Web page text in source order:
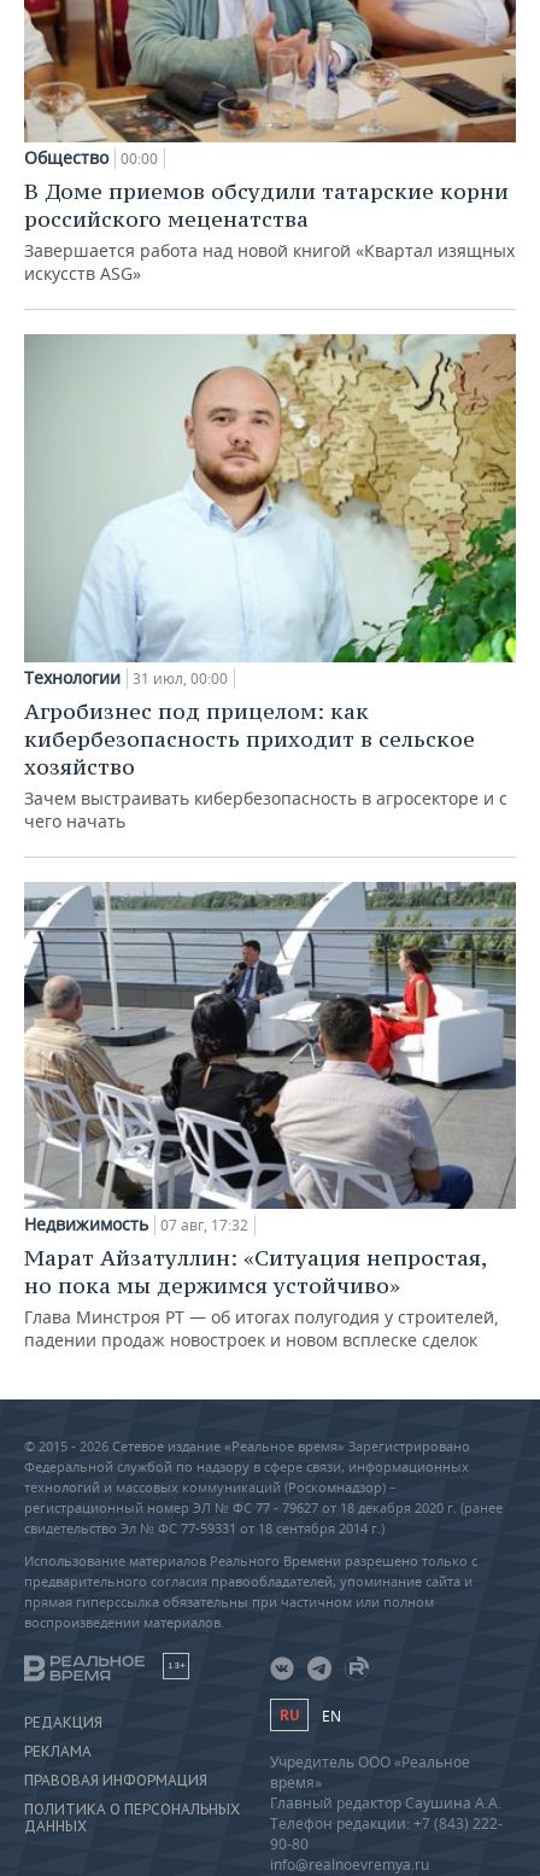
Общество 00:00
В Доме приемов обсудили татарские корни
российского меценатства
Завершается работа над новой книгой «Квартал изящных
искусств ASG»
Технологии 31 июл, 00:00
Агробизнес под прицелом: как
кибербезопасность приходит в сельское
хозяйство
Зачем выстраивать кибербезопасность в агросекторе и с
чего начать
Недвижимость 07 авг, 17:32
Марат Айзатуллин: «Ситуация непростая,
но пока мы держимся устойчиво»
Глава Минстроя РТ — об итогах полугодия у строителей,
падении продаж новостроек и новом всплеске сделок
© 2015 - 2026 Сетевое издание «Реальное время» Зарегистрировано
Федеральной службой по надзору в сфере связи, информационных
технологий и массовых коммуникаций (Роскомнадзор) –
регистрационный номер ЭЛ № ФС 77 - 79627 от 18 декабря 2020 г. (ранее
свидетельство Эл № ФС 77-59331 от 18 сентября 2014 г.)
Использование материалов Реального Времени разрешено только с
предварительного согласия правообладателей, упоминание сайта и
прямая гиперссылка обязательны при частичном или полном
воспроизведении материалов.
18+
РЕДАКЦИЯ
РЕКЛАМА
ПРАВОВАЯ ИНФОРМАЦИЯ
ПОЛИТИКА О ПЕРСОНАЛЬНЫХ
ДАННЫХ
RU EN
Учредитель ООО «Реальное
время»
Главный редактор Саушина А.А.
Телефон редакции: +7 (843) 222-
90-80
info@realnoevremya.ru